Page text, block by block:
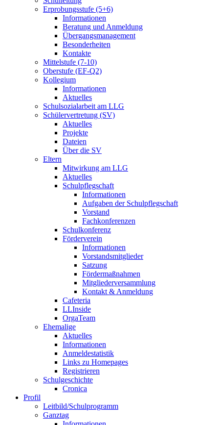
Erprobungsstufe (5+6)
Informationen
Beratung und Anmeldung
Übergangsmanagement
Besonderheiten
Kontakte
Mittelstufe (7-10)
Oberstufe (EF-Q2)
Kollegium
Informationen
Aktuelles
Schulsozialarbeit am LLG
Schülervertretung (SV)
Aktuelles
Projekte
Dateien
Über die SV
Eltern
Mitwirkung am LLG
Aktuelles
Schulpflegschaft
Informationen
Aufgaben der Schulpflegschaft
Vorstand
Fachkonferenzen
Schulkonferenz
Förderverein
Informationen
Vorstandsmitglieder
Satzung
Fördermaßnahmen
Mitgliederversammlung
Kontakt & Anmeldung
Cafeteria
LLInside
OrgaTeam
Ehemalige
Aktuelles
Informationen
Anmeldestatistik
Links zu Homepages
Registrieren
Schulgeschichte
Cronica
Profil
Leitbild/Schulprogramm
Ganztag